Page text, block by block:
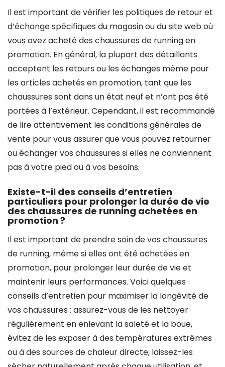
Il est important de vérifier les politiques de retour et
d’échange spécifiques du magasin ou du site web où
vous avez acheté des chaussures de running en
promotion. En général, la plupart des détaillants
acceptent les retours ou les échanges même pour
les articles achetés en promotion, tant que les
chaussures sont dans un état neuf et n’ont pas été
portées à l’extérieur. Cependant, il est recommandé
de lire attentivement les conditions générales de
vente pour vous assurer que vous pouvez retourner
ou échanger vos chaussures si elles ne conviennent
pas à votre pied ou à vos besoins.
Existe-t-il des conseils d’entretien
particuliers pour prolonger la durée de vie
des chaussures de running achetées en
promotion ?
Il est important de prendre soin de vos chaussures
de running, même si elles ont été achetées en
promotion, pour prolonger leur durée de vie et
maintenir leurs performances. Voici quelques
conseils d’entretien pour maximiser la longévité de
vos chaussures : assurez-vous de les nettoyer
régulièrement en enlevant la saleté et la boue,
évitez de les exposer à des températures extrêmes
ou à des sources de chaleur directe, laissez-les